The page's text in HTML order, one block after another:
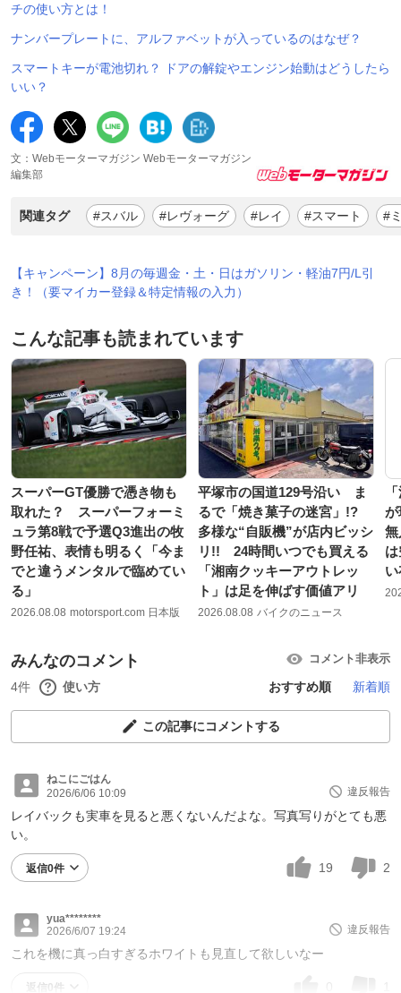
チの使い方とは！
ナンバープレートに、アルファベットが入っているのはなぜ？
スマートキーが電池切れ？ ドアの解錠やエンジン始動はどうしたら
いい？
文：Webモーターマガジン Webモーターマガジン
編集部
関連タグ #スバル #レヴォーグ #レイ #スマート #
【キャンペーン】8月の毎週金・土・日はガソリン・軽油7円/L引
き！（要マイカー登録＆特定情報の入力）
こんな記事も読まれています
スーパーGT優勝で憑き物も
取れた？ スーパーフォーミ
ュラ第8戦で予選Q3進出の牧
野任祐、表情も明るく「今ま
でと違うメンタルで臨めてい
る」
2026.08.08 motorsport.com 日本版
平塚市の国道129号沿い ま
るで「焼き菓子の迷宮」!?
多様な“自販機”が店内ビッシ
リ!! 24時間いつでも買える
「湘南クッキーアウトレッ
ト」は足を伸ばす価値アリ
2026.08.08 バイクのニュース
無
みんなのコメント コメント非表示
4件 使い方 おすすめ順 新着順
この記事にコメントする
ねこにごはん
2026/6/06 10:09
違反報告
レイバックも実車を見ると悪くないんだよな。写真写りがとても悪
い。
返信0件 19 2
yua********
2026/6/07 19:24
違反報告
これを機に真っ白すぎるホワイトも見直して欲しいなー
返信0件